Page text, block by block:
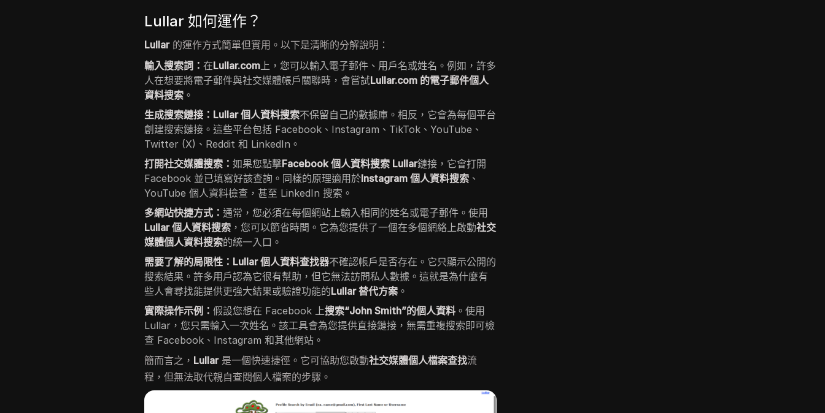
Lullar 如何運作？
Lullar的運作方式簡單但實用。以下是清晰的分解說明：
輸入搜索詞：在Lullar.com 上，您可以輸入電子郵件、用戶名或姓名。例如，許多
人在想要將電子郵件與社交媒體帳戶關聯時，會嘗試Lullar.com 的電子郵件個人
資料搜索 。
生成搜索鏈接：Lullar 個人資料搜索不保留自己的數據庫。相反，它會為每個平台
創建搜索鏈接。這些平台包括 Facebook、Instagram、TikTok、YouTube、
Twitter (X)、Reddit 和 LinkedIn。
打開社交媒體搜索：如果您點擊Facebook 個人資料搜索 Lullar鏈接，它會打開
Facebook 並已填寫好該查詢。同樣的原理適用於Instagram 個人資料搜索 、
YouTube 個人資料檢查，甚至 LinkedIn 搜索。
多網站快捷方式：通常，您必須在每個網站上輸入相同的姓名或電子郵件。使用
Lullar 個人資料搜索 ，您可以節省時間。它為您提供了一個在多個網絡上啟動社交
媒體個人資料搜索的統一入口。
需要了解的局限性：Lullar 個人資料查找器不確認帳戶是否存在。它只顯示公開的
搜索結果。許多用戶認為它很有幫助，但它無法訪問私人數據。這就是為什麼有
些人會尋找能提供更強大結果或驗證功能的Lullar 替代方案 。
實際操作示例：假設您想在 Facebook 上搜索“John Smith”的個人資料 。使用
Lullar，您只需輸入一次姓名。該工具會為您提供直接鏈接，無需重複搜索即可檢
查 Facebook、Instagram 和其他網站。
簡而言之， Lullar是一個快速捷徑。它可協助您啟動社交媒體個人檔案查找流
程，但無法取代親自查閱個人檔案的步驟。